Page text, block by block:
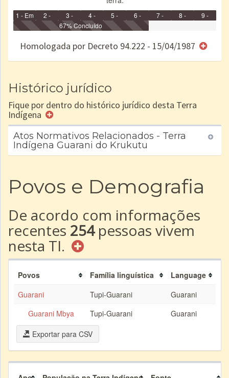
1 - Em
Identificação
2 -
Identificada
3 -
Declarada
4 -
Reservada
5 -
Homologada
6 -
Registrada
e/ou
7 -
Restrição
8 -
9 -
67% Concluído
Homologada por Decreto 94.222 - 15/04/1987
Histórico jurídico
Fique por dentro do histórico jurídico desta Terra
Indígena
Atos Normativos Relacionados - Terra
Indígena Guarani do Krukutu
Povos e Demografia
De acordo com informações
recentes 254pessoas vivem
nesta TI.
Povos Família linguística
Language
Guarani
Tupi-Guarani
Guarani
Guarani Mbya
Tupi-Guarani
Guarani
Exportar para CSV